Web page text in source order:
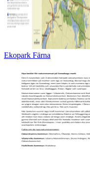
Ekopark Färna